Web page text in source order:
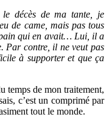
le décès de ma tante, je
de came, mais pas tous
qui en avait… Lui, il a
Par contre, il ne veut pas
à supporter et que ça
temps de mon traitement,
c’est un comprimé par
tout le monde.